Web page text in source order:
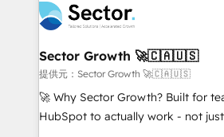
empresas em 13 países utilizam a
a maior parceira da HubSpot na
líder no ranking global de sucesso
HubSpot.
businesses. Our teams are based in North America
and APAC. We are HubSpot's top-ranked Advanced
Implementation Certified Partner
to their advisory council. We strive to do 'good work
with good people' and have
brands. You can see some of them
Sector Growth 🚀🇨🇦🇺🇸
提供元：Sector Growth 🚀🇨🇦🇺🇸
🚀 Why Sector Growth? Built for
HubSpot to actually work - not just